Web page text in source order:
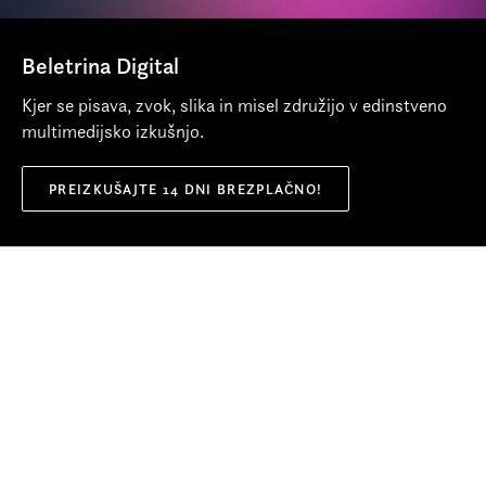
svojo poezijo se je vpisal v antologijo svetovnega
spominsko-avtobiografsko in potopisno prozo ter eseje.
Več o avtorju
sveža interpretacija. Bukla
Beletrina Digital
Kjer se pisava, zvok, slika in misel združijo v edinstveno
multimedijsko izkušnjo.
PREIZKUŠAJTE 14 DNI BREZPLAČNO!